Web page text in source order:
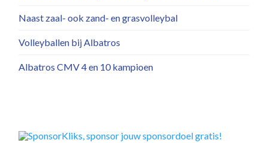
Naast zaal- ook zand- en grasvolleybal
Volleyballen bij Albatros
Albatros CMV 4 en 10 kampioen